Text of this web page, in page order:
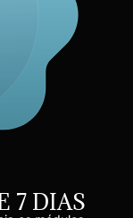
7 DIAS